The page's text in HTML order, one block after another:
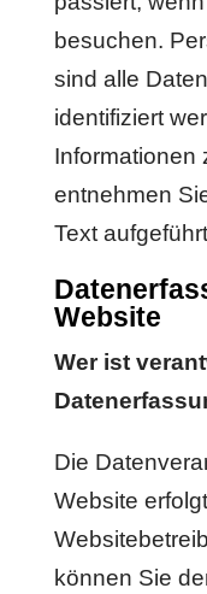
besuchen.
sind alle
identifiziert
Informationen
entnehmen
Text
Website
Wer ist
Die
Website
können Sie